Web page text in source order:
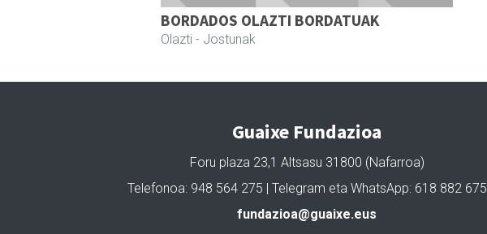
BORDADOS OLAZTI BORDATUAK
Olazti - Jostunak
Guaixe Fundazioa
Foru plaza 23,1 Altsasu 31800 (Nafarroa)
Telefonoa: 948 564 275 | Telegram eta WhatsApp: 618 882 675
fundazioa@guaixe.eus